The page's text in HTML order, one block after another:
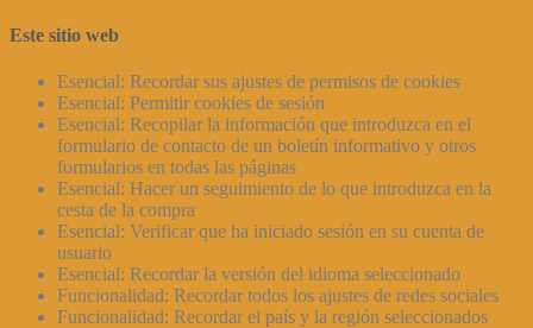
Este sitio web
Esencial: Recordar sus ajustes de permisos de cookies
Esencial: Permitir cookies de sesión
Esencial: Recopilar la información que introduzca en el
formulario de contacto de un boletín informativo y otros
formularios en todas las páginas
Esencial: Hacer un seguimiento de lo que introduzca en la
cesta de la compra
Esencial: Verificar que ha iniciado sesión en su cuenta de
usuario
Esencial: Recordar la versión del idioma seleccionado
Funcionalidad: Recordar todos los ajustes de redes sociales
Funcionalidad: Recordar el país y la región seleccionados